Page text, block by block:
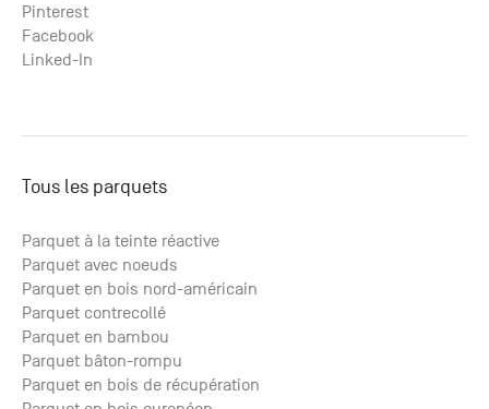
Pinterest
Facebook
Linked-In
Tous les parquets
Parquet à la teinte réactive
Parquet avec noeuds
Parquet en bois nord-américain
Parquet contrecollé
Parquet en bambou
Parquet bâton-rompu
Parquet en bois de récupération